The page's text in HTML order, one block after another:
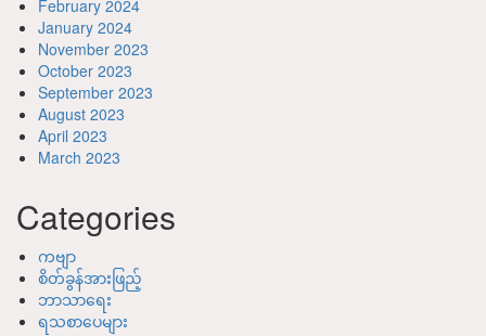
February 2024
January 2024
November 2023
October 2023
September 2023
August 2023
April 2023
March 2023
Categories
ကဗျာ
စိတ်ခွန်အားဖြည့်
ဘာသာရေး
ရသစာပေများ